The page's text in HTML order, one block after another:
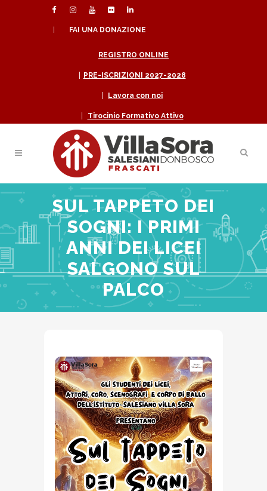
FAI UNA DONAZIONE
REGISTRO ONLINE
PRE-ISCRIZIONI 2027-2028
Lavora con noi
Tirocinio Formativo Attivo
SUL TAPPETO DEI
SOGNI: I PRIMI
ANNI DEI LICEI
SALGONO SUL
PALCO